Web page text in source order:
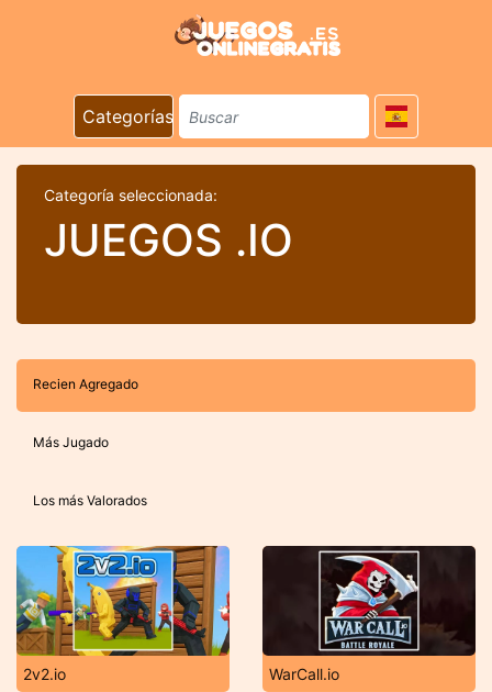
Categorías
Categoría seleccionada:
JUEGOS .IO
Recien Agregado
Más Jugado
Los más Valorados
2v2.io WarCall.io